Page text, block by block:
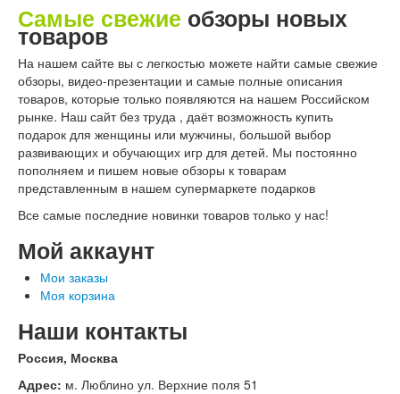
Самые свежие обзоры новых
товаров
На нашем сайте вы с легкостью можете найти самые свежие
обзоры, видео-презентации и самые полные описания
товаров, которые только появляются на нашем Российском
рынке. Наш сайт без труда , даёт возможность купить
подарок для женщины или мужчины, большой выбор
развивающих и обучающих игр для детей. Мы постоянно
пополняем и пишем новые обзоры к товарам
представленным в нашем супермаркете подарков
Все самые последние новинки товаров только у нас!
Мой аккаунт
Мои заказы
Моя корзина
Наши контакты
Россия, Москва
Адрес: м. Люблино ул. Верхние поля 51